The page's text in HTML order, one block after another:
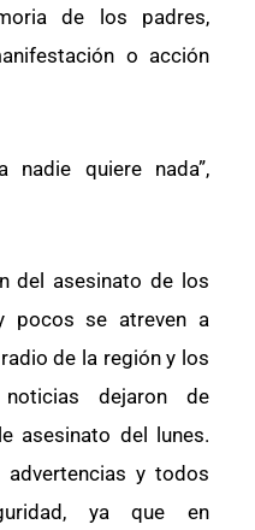
de los padres,
o acción
nadie quiere nada”,
del asesinato de los
pocos se atreven a
de la región y los
dejaron de
asesinato del lunes.
y todos
ya que en